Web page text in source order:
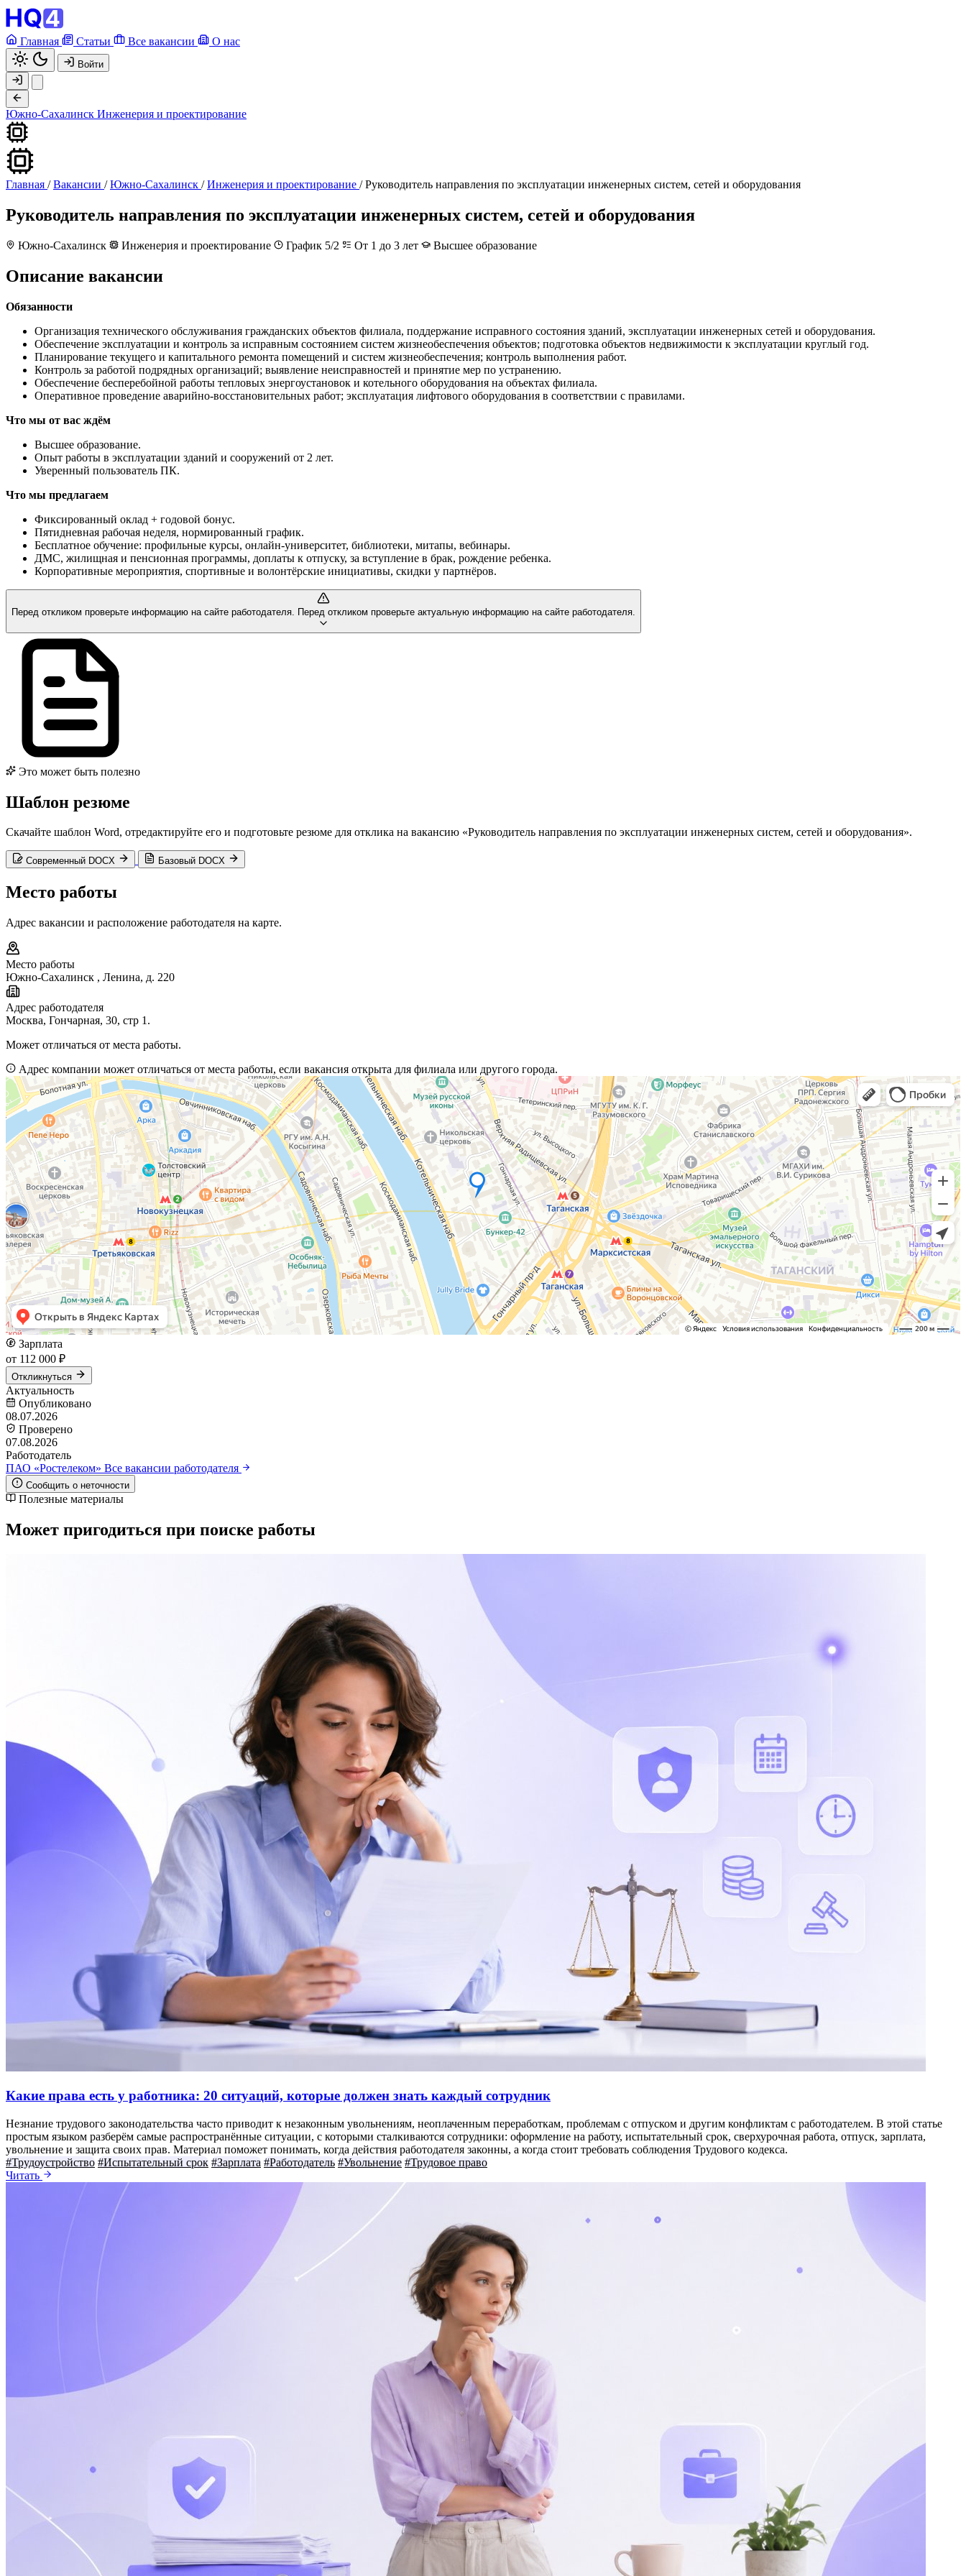
Главная Статьи Все вакансии О нас
Войти
Южно-Сахалинск Инженерия и проектирование
Главная / Вакансии / Южно-Сахалинск / Инженерия и проектирование / Руководитель направления по эксплуатации инженерных систем, сетей и оборудования
Руководитель направления по эксплуатации инженерных систем, сетей и оборудования
Южно-Сахалинск Инженерия и проектирование График 5/2 От 1 до 3 лет Высшее образование
Описание вакансии
Обязанности
Организация технического обслуживания гражданских объектов филиала, поддержание исправного состояния зданий, эксплуатации инженерных сетей и оборудования.
Обеспечение эксплуатации и контроль за исправным состоянием систем жизнеобеспечения объектов; подготовка объектов недвижимости к эксплуатации круглый год.
Планирование текущего и капитального ремонта помещений и систем жизнеобеспечения; контроль выполнения работ.
Контроль за работой подрядных организаций; выявление неисправностей и принятие мер по устранению.
Обеспечение бесперебойной работы тепловых энергоустановок и котельного оборудования на объектах филиала.
Оперативное проведение аварийно-восстановительных работ; эксплуатация лифтового оборудования в соответствии с правилами.
Что мы от вас ждём
Высшее образование.
Опыт работы в эксплуатации зданий и сооружений от 2 лет.
Уверенный пользователь ПК.
Что мы предлагаем
Фиксированный оклад + годовой бонус.
Пятидневная рабочая неделя, нормированный график.
Бесплатное обучение: профильные курсы, онлайн-университет, библиотеки, митапы, вебинары.
ДМС, жилищная и пенсионная программы, доплаты к отпуску, за вступление в брак, рождение ребенка.
Корпоративные мероприятия, спортивные и волонтёрские инициативы, скидки у партнёров.
Перед откликом проверьте информацию на сайте работодателя. Перед откликом проверьте актуальную информацию на сайте работодателя.
Это может быть полезно
Шаблон резюме
Скачайте шаблон Word, отредактируйте его и подготовьте резюме для отклика на вакансию «Руководитель направления по эксплуатации инженерных систем, сетей и оборудования».
Современный DOCX Базовый DOCX
Место работы
Адрес вакансии и расположение работодателя на карте.
Место работы
Южно-Сахалинск , Ленина, д. 220
Адрес работодателя
Москва, Гончарная, 30, стр 1.
Может отличаться от места работы.
Адрес компании может отличаться от места работы, если вакансия открыта для филиала или другого города.
Зарплата
от 112 000 ₽
Откликнуться
Актуальность
Опубликовано
08.07.2026
Проверено
07.08.2026
Работодатель
ПАО «Ростелеком» Все вакансии работодателя
Сообщить о неточности
Полезные материалы
Может пригодиться при поиске работы
Какие права есть у работника: 20 ситуаций, которые должен знать каждый сотрудник
Незнание трудового законодательства часто приводит к незаконным увольнениям, неоплаченным переработкам, проблемам с отпуском и другим конфликтам с работодателем. В этой статье
простым языком разберём самые распространённые ситуации, с которыми сталкиваются сотрудники: оформление на работу, испытательный срок, сверхурочная работа, отпуск, зарплата,
увольнение и защита своих прав. Материал поможет понимать, когда действия работодателя законны, а когда стоит требовать соблюдения Трудового кодекса.
#Трудоустройство #Испытательный срок #Зарплата #Работодатель #Увольнение #Трудовое право
Читать